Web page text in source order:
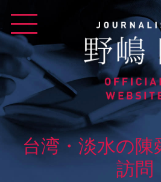
content
台湾・淡水の陳
訪問